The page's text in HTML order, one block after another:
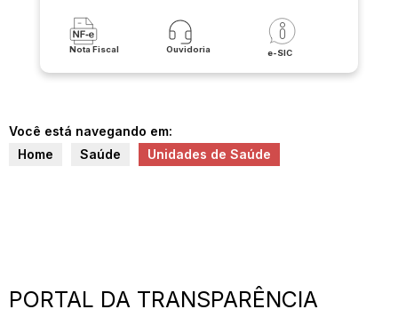
Nota Fiscal Ouvidoria e-SIC
Você está navegando em:
Home
Saúde Unidades de Saúde
PORTAL DA TRANSPARÊNCIA